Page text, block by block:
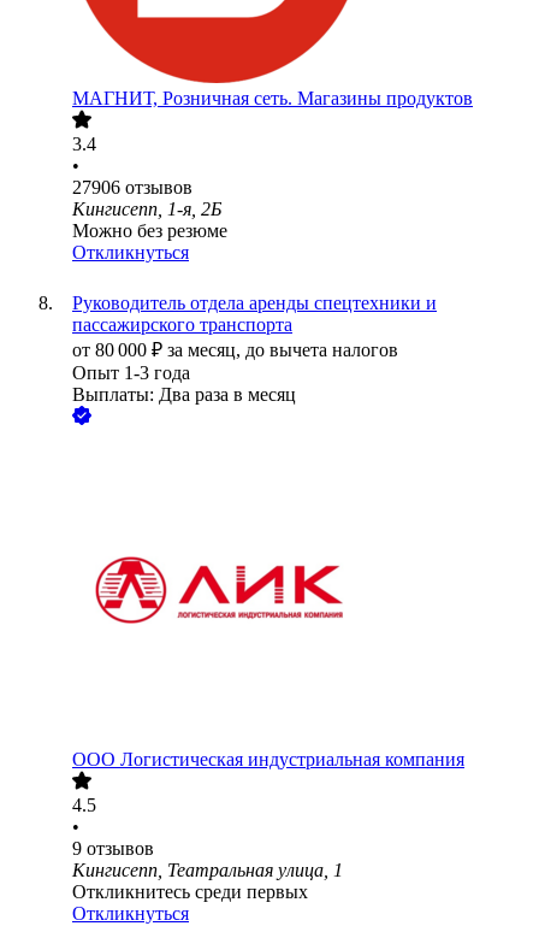
МАГНИТ, Розничная сеть. Магазины продуктов
3.4
•
27906 отзывов
Кингисепп, 1-я, 2Б
Можно без резюме
Откликнуться
Руководитель отдела аренды спецтехники и
пассажирского транспорта
от 80 000 ₽ за месяц, до вычета налогов
Опыт 1-3 года
Выплаты: Два раза в месяц
ООО Логистическая индустриальная компания
4.5
•
9 отзывов
Кингисепп, Театральная улица, 1
Откликнитесь среди первых
Откликнуться